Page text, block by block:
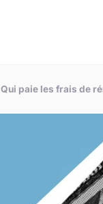
Qui paie les frais de